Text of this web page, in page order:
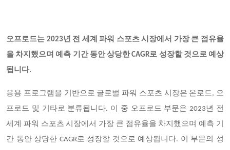
오프로드는 2023년 전 세계 파워 스포츠 시장에서 가장 큰 점유율
을 차지했으며 예측 기간 동안 상당한 CAGR로 성장할 것으로 예상
됩니다.
응용 프로그램을 기반으로 글로벌 파워 스포츠 시장은 온로드, 오
프로드 및 기타로 분류됩니다. 이 중 오프로드 부문은 2023년 전
세계 파워 스포츠 시장에서 가장 큰 점유율을 차지했으며 예측 기
간 동안 상당한 CAGR로 성장할 것으로 예상됩니다. 이 부문의 성